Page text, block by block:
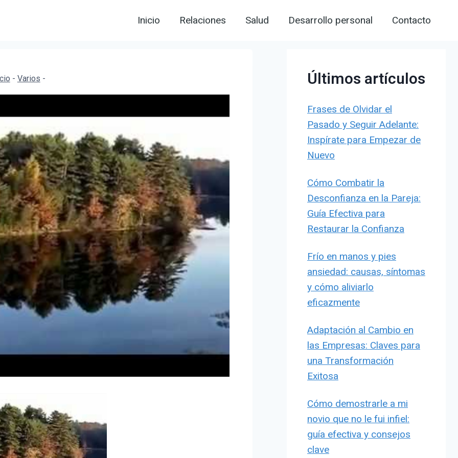
Inicio Relaciones Salud Desarrollo personal Contacto
- Varios - Últimos artículos
Frases de Olvidar el
Pasado y Seguir Adelante:
Inspírate para Empezar de
Nuevo
Cómo Combatir la
Desconfianza en la Pareja:
Guía Efectiva para
Restaurar la Confianza
Frío en manos y pies
ansiedad: causas, síntomas
y cómo aliviarlo
eficazmente
Adaptación al Cambio en
las Empresas: Claves para
una Transformación
Exitosa
Cómo demostrarle a mi
novio que no le fui infiel:
guía efectiva y consejos
clave